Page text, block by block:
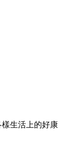
生活上的好康